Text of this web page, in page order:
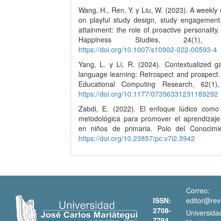
Wang, H., Ren, Y. y Liu, W. (2023). A weekly
on playful study design, study
attainment: the role of proactive
Happiness Studies, 24(1),
https://doi.org/10.1007/s10902-022-00593-4
Yang, L. y Li, R. (2024). Contextualized
language learning: Retrospect and
Educational Computing Research,
https://doi.org/10.1177/07356331231189292
Zabdi, E. (2022). El enfoque lúdico como
metodológica para promover el
en niños de primaria. Polo del
https://doi.org/10.23857/pc.v7i2.3942
ISSN:
2708-
Correo: